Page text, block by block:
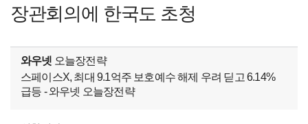
장관회의에 한국도 초청
와우넷 오늘장전략
스페이스X, 최대 9.1억주 보호예수 해제 우려 딛고 6.14%
급등 - 와우넷 오늘장전략